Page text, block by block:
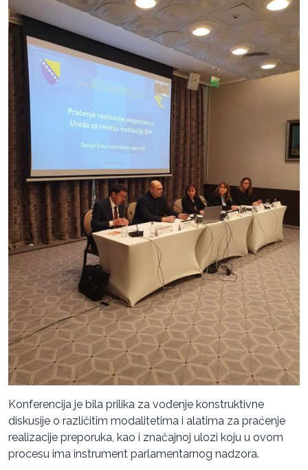
Konferencija je bila prilika za vođenje konstruktivne
diskusije o različitim modalitetima i alatima za praćenje
realizacije preporuka, kao i značajnoj ulozi koju u ovom
procesu ima instrument parlamentarnog nadzora.